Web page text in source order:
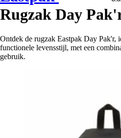
Rugzak Day
Ontdek de rugzak Eastpak Day Pak'r,
functionele levensstijl, met een
gebruik.